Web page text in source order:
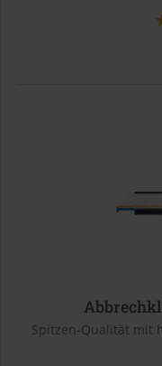
Spitzen-Qualität mit